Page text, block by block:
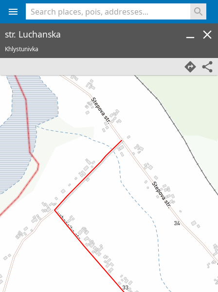
str. Luchanska
Khlystunivka
<% console.log(hcard) %>